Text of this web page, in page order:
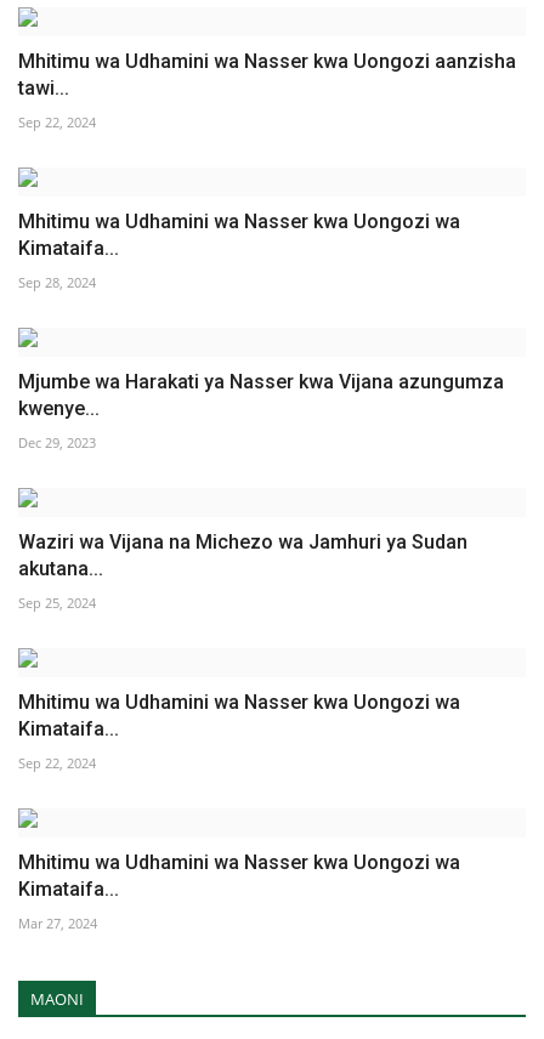
Mhitimu wa Udhamini wa Nasser kwa Uongozi aanzisha
tawi...
Sep 22, 2024
Mhitimu wa Udhamini wa Nasser kwa Uongozi wa
Kimataifa...
Sep 28, 2024
Mjumbe wa Harakati ya Nasser kwa Vijana azungumza
kwenye...
Dec 29, 2023
Waziri wa Vijana na Michezo wa Jamhuri ya Sudan
akutana...
Sep 25, 2024
Mhitimu wa Udhamini wa Nasser kwa Uongozi wa
Kimataifa...
Sep 22, 2024
Mhitimu wa Udhamini wa Nasser kwa Uongozi wa
Kimataifa...
Mar 27, 2024
MAONI